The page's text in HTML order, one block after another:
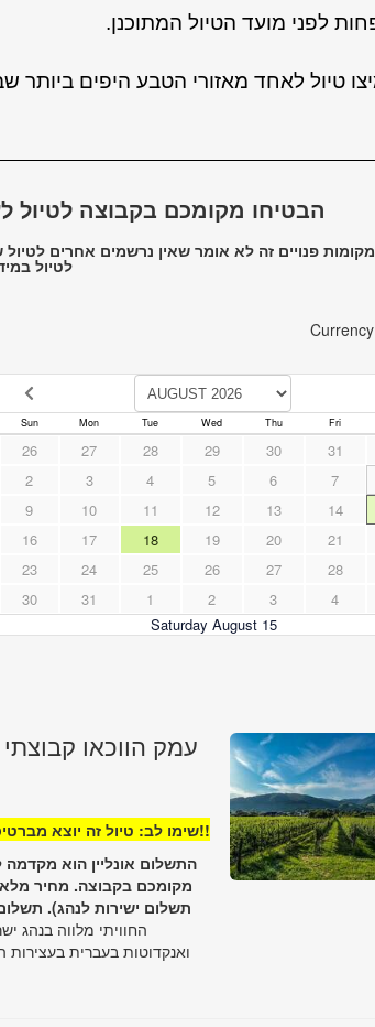
לפני מועד הטיול המתוכנן.
טיול לאחד מאזורי הטבע היפים ביותר
הבטיחו מקומכם בקבוצה לטיול
אם יש 8 מקומות פנויים זה לא אומר שאין נרשמים אחרים
לטיול